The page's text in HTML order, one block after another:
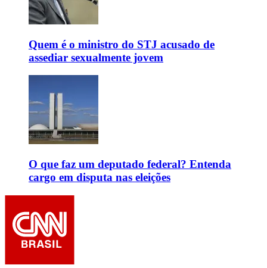
Quem é o ministro do STJ acusado de
assediar sexualmente jovem
O que faz um deputado federal? Entenda
cargo em disputa nas eleições